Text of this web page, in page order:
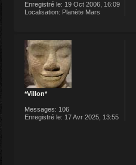
Enregistré le: 19 Oct 2006, 16:09
Localisation: Planète Mars
*Villon*
Messages: 106
Enregistré le: 17 Avr 2025, 13:55